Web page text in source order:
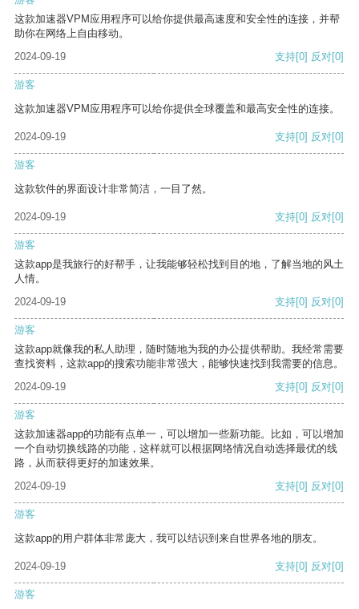
这款加速器VPM应用程序可以给你提供最高速度和安全性的连接，并帮
助你在网络上自由移动。
2024-09-19
支持[0] 反对[0]
游客
这款加速器VPM应用程序可以给你提供全球覆盖和最高安全性的连接。
2024-09-19 支持[0] 反对[0]
游客
这款软件的界面设计非常简洁，一目了然。
2024-09-19 支持[0] 反对[0]
游客
这款app是我旅行的好帮手，让我能够轻松找到目的地，了解当地的风土
人情。
2024-09-19
支持[0] 反对[0]
游客
这款app就像我的私人助理，随时随地为我的办公提供帮助。我经常需要
查找资料，这款app的搜索功能非常强大，能够快速找到我需要的信息。
2024-09-19
支持[0] 反对[0]
游客
这款加速器app的功能有点单一，可以增加一些新功能。比如，可以增加
一个自动切换线路的功能，这样就可以根据网络情况自动选择最优的线
路，从而获得更好的加速效果。
2024-09-19
支持[0] 反对[0]
游客
这款app的用户群体非常庞大，我可以结识到来自世界各地的朋友。
2024-09-19 支持[0] 反对[0]
游客